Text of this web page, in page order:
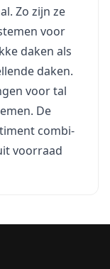
Zo zijn ze
voor
daken als
daken.
voor tal
De
combi-
voorraad